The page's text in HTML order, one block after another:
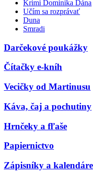
Krimi Dominika Dána
Učím sa rozprávať
Duna
Smradi
Darčekové poukážky
Čítačky e-kníh
Vecičky od Martinusu
Káva, čaj a pochutiny
Hrnčeky a fľaše
Papiernictvo
Zápisníky a kalendáre